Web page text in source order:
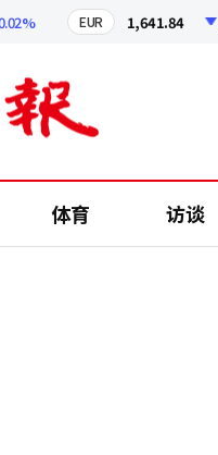
EUR 1,641.84 2.48
体育 访谈